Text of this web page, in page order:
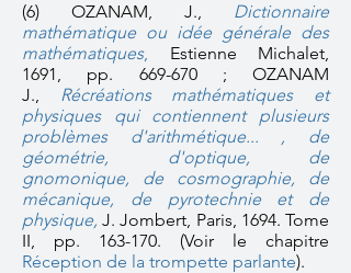
(6) OZANAM, J., Dictionnaire
mathématique ou idée générale des
mathématiques,
Estienne Michalet,
1691, pp. 669-670 ; OZANAM
J.,
Récréations mathématiques et
physiques qui contiennent plusieurs
problèmes d'arithmétique... , de
géométrie, d'optique, de
gnomonique, de cosmographie, de
mécanique, de pyrotechnie et de
physique,J. Jombert, Paris, 1694. Tome
II, pp. 163-170. (Voir le chapitre
Réception de la trompette parlante).